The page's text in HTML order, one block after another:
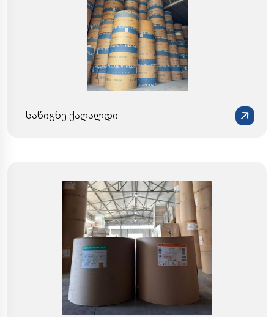
საწიგნე ქაღალდი